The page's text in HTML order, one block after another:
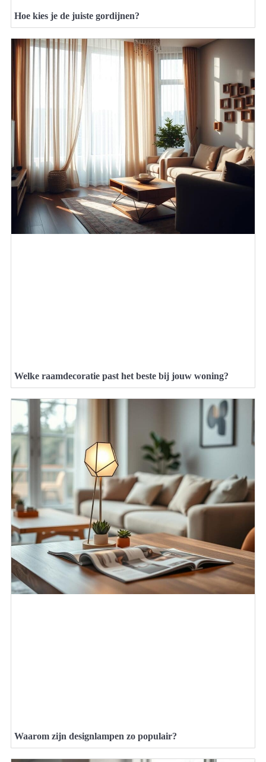
Hoe kies je de juiste gordijnen?
Welke raamdecoratie past het beste bij jouw woning?
Waarom zijn designlampen zo populair?